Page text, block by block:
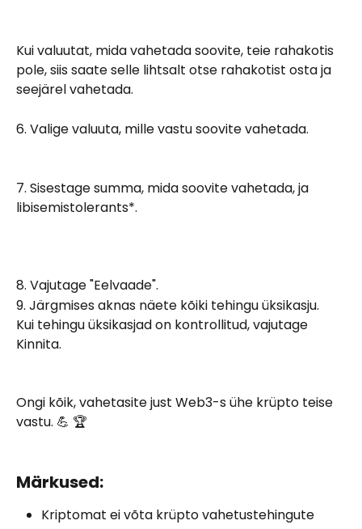
Kui valuutat, mida vahetada soovite, teie rahakotis
pole, siis saate selle lihtsalt otse rahakotist osta ja
seejärel vahetada.
6. Valige valuuta, mille vastu soovite vahetada.
7. Sisestage summa, mida soovite vahetada, ja
libisemistolerants*.
8. Vajutage "Eelvaade".
9. Järgmises aknas näete kõiki tehingu üksikasju.
Kui tehingu üksikasjad on kontrollitud, vajutage
Kinnita.
Ongi kõik, vahetasite just Web3-s ühe krüpto teise
vastu. 💪 🏆
Märkused:
Kriptomat ei võta krüpto vahetustehingute